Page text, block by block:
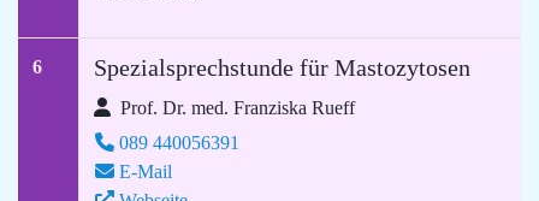
6 Spezialsprechstunde für Mastozytosen
Prof. Dr. med. Franziska Rueff
089 440056391
E-Mail